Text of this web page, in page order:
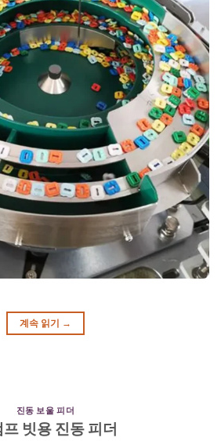
계속 읽기 →
진동 보울 피더
프 빗용 진동 피더